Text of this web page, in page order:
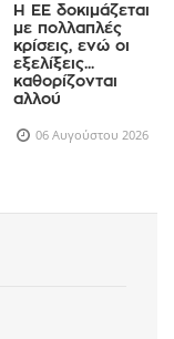
Η ΕΕ δοκιμάζεται
με πολλαπλές
κρίσεις, ενώ οι
εξελίξεις...
καθορίζονται
αλλού
06 Αυγούστου 2026